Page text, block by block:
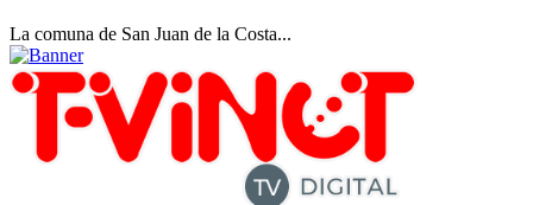
La comuna de San Juan de la Costa...